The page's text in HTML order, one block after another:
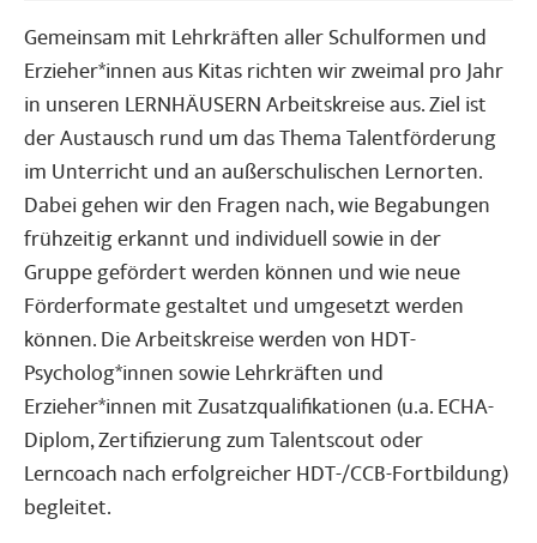
Gemeinsam mit Lehrkräften aller Schulformen und
Erzieher*innen aus Kitas richten wir zweimal pro Jahr
in unseren LERNHÄUSERN Arbeitskreise aus. Ziel ist
der Austausch rund um das Thema Talentförderung
im Unterricht und an außerschulischen Lernorten.
Dabei gehen wir den Fragen nach, wie Begabungen
frühzeitig erkannt und individuell sowie in der
Gruppe gefördert werden können und wie neue
Förderformate gestaltet und umgesetzt werden
können. Die Arbeitskreise werden von HDT-
Psycholog*innen sowie Lehrkräften und
Erzieher*innen mit Zusatzqualifikationen (u.a. ECHA-
Diplom, Zertifizierung zum Talentscout oder
Lerncoach nach erfolgreicher HDT-/CCB-Fortbildung)
begleitet.